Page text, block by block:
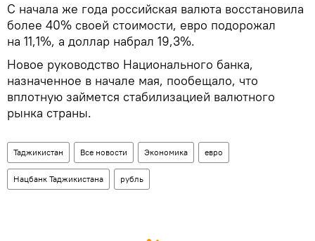
С начала же года российская валюта восстановила
более 40% своей стоимости, евро подорожал
на 11,1%, а доллар набрал 19,3%.
Новое руководство Национального банка,
назначенное в начале мая, пообещало, что
вплотную займется стабилизацией валютного
рынка страны.
Таджикистан Все новости Экономика евро
Нацбанк Таджикистана рубль